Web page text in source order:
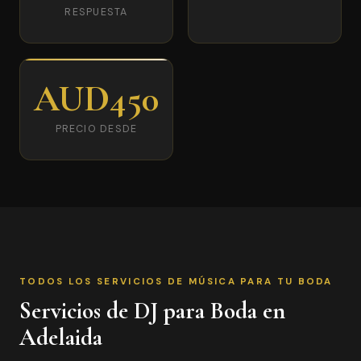
RESPUESTA
AUD450
PRECIO DESDE
TODOS LOS SERVICIOS DE MÚSICA PARA TU BODA
Servicios de DJ para Boda en
Adelaida